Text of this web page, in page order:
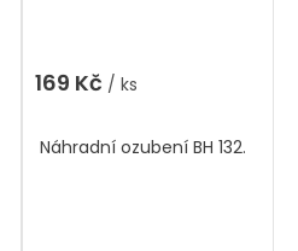
169 Kč / ks
Náhradní ozubení BH 132.